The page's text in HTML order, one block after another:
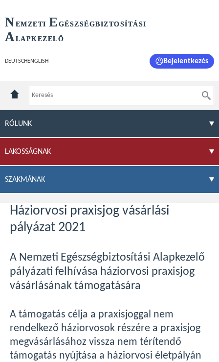
NEMZETI E GÉSZSÉGBIZTOSÍTÁSI
ALAPKEZELŐ
DEUTSCH ENGLISH Bejelentkezés
RÓLUNK
LAKOSSÁGNAK
SZAKMÁNAK
Háziorvosi praxisjog vásárlási
pályázat 2021
A Nemzeti Egészségbiztosítási Alapkezelő
pályázati felhívása háziorvosi praxisjog
vásárlásának támogatására
A támogatás célja a praxisjoggal nem
rendelkező háziorvosok részére a praxisjog
megvásárlásához vissza nem térítendő
támogatás nyújtása a háziorvosi életpályán